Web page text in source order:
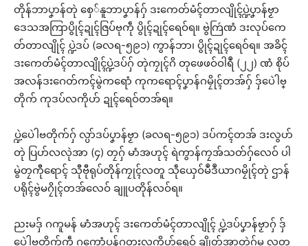
တိုန်ဘာပၞာန်တုဲ စှေ်နူဘာပၞာန်ဂှ် ဒးကေတ်မံၚ်တာလျိုၚ်ပ္ဍဲပၞာန်ဗၟာ
ဒေသအကြာပွိုၚ်ဍုၚ်ဇြပ်ဗုကဵု ပွိုၚ်ဍုၚ်ရေဝ်ရ။ ဗွဲကြဴဏံ ဒးလုပ်ကေ
တ်တာလျိုၚ် ပ္ဍဲဒပ် (ခလရ-၅၉၁) ကွာန်ဘာ၊ ပွိုၚ်ဍုၚ်ရေဝ်ရ။ အခိၚ်
ဒးကေတ်မံၚ်တာလျိုၚ်ပ္ဍဲဒပ်ဂှ် တုဲကၠုၚ်ဂိ တုဖေဖဝ်ဝါရဳ (၂၂) ဏံ စိုပ်
အလန်ဒးဂေတ်ကၚ်မွဲကရောံ ကုကရောၚ်ပၞာန်ဂမၠိုၚ်တအ်ဂှ် ဒှ်ပေဲါဗ္
တိုက် ကုဒပ်လကိုဟ် ဍုၚ်ရေဝ်တအ်ရ။
ပ္ဍဲပေဲါဗတိုက်ဂှ် လ္ပာ်ဒပ်ပၞာန်ဗၟာ (ခလရ-၅၉၁) ဒပ်ကၚ်တအ် ဒးလွဟ်
တုဲ ပြဟ်လလုဲအာ (၄) တၠဂှ် မာံအဟုၚ် ရဲကွာန်ကၠအ်သတ်ဂှ်လေဝ် ပါ
မွဲတၠကီုရောၚ် သီုဗီုရုပ်တိုန်ကၠုၚ်လတူ သဵုယှေဝ်မဳဒဳယာဂမၠိုၚ်တုဲ ဌာန်
ပရိုၚ်ဗွဲမဂၠိုၚ်တအ်လေဝ် ချူပတိုန်လဝ်ရ။
ညးမဒှ် ဂကူမန် မာံအဟုၚ် ဒးကေတ်မံၚ်တာလျိုၚ် ပ္ဍဲဒပ်ပၞာန်ဗၟာဂှ် ဒှ်
ပေဲါဗတိုက်ကဵု ဂကောံပၠန်ဂတးလကိုဟ်ရေဝ် ချိုတ်အာတုဲဂှ်မှ လတူ